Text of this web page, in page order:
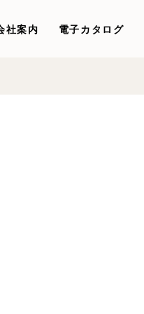
社案内 電子カタログ